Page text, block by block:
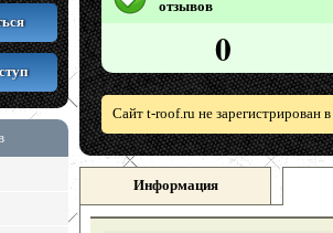
отзывов
0
Сайт t-roof.ru не зарегистрирован
Информация